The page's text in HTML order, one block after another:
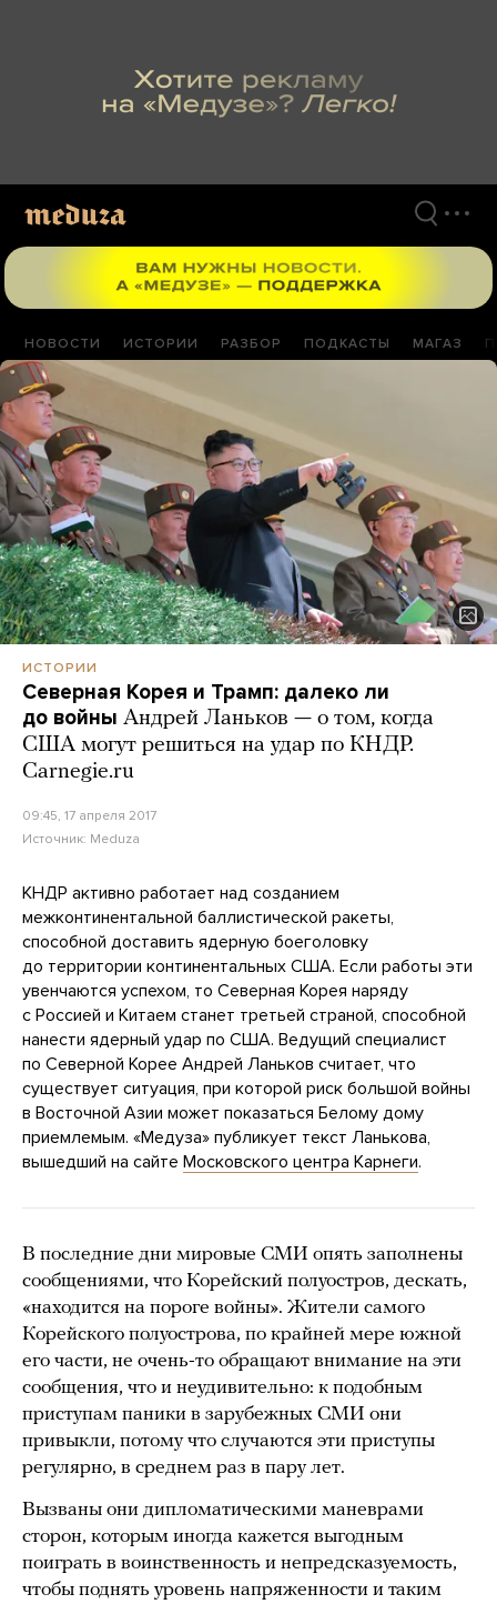
НОВОСТИ ИСТОРИИ РАЗБОР ПОДКАСТЫ МАГАЗ
ИСТОРИИ
Северная Корея и Трамп: далеко ли
до войны Андрей Ланьков — о том, когда
США могут решиться на удар по КНДР.
Carnegie.ru
09:45, 17 апреля 2017
Источник: Meduza
КНДР активно работает над созданием
межконтинентальной баллистической ракеты,
способной доставить ядерную боеголовку
до территории континентальных США. Если работы эти
увенчаются успехом, то Северная Корея наряду
с Россией и Китаем станет третьей страной, способной
нанести ядерный удар по США. Ведущий специалист
по Северной Корее Андрей Ланьков считает, что
существует ситуация, при которой риск большой войны
в Восточной Азии может показаться Белому дому
приемлемым. «Медуза» публикует текст Ланькова,
вышедший на сайте Московского центра Карнеги.
В последние дни мировые СМИ опять заполнены
сообщениями, что Корейский полуостров, дескать,
«находится на пороге войны». Жители самого
Корейского полуострова, по крайней мере южной
его части, не очень-то обращают внимание на эти
сообщения, что и неудивительно: к подобным
приступам паники в зарубежных СМИ они
привыкли, потому что случаются эти приступы
регулярно, в среднем раз в пару лет.
Вызваны они дипломатическими маневрами
сторон, которым иногда кажется выгодным
поиграть в воинственность и непредсказуемость,
чтобы поднять уровень напряженности и таким